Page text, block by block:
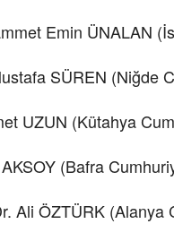
Emin ÜNALAN
SÜREN (Niğde
UZUN (Kütahya
(Bafra
Ali ÖZTÜRK (Alanya